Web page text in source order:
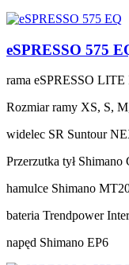
eSPRESSO 575
rama eSPRESSO
Rozmiar ramy XS, S,
widelec SR Suntour
Przerzutka tył Shimano
hamulce Shimano
bateria Trendpower
napęd Shimano EP6